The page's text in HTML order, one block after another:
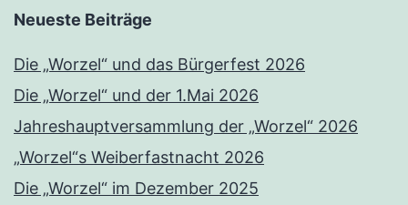
Neueste Beiträge
Die „Worzel“ und das Bürgerfest 2026
Die „Worzel“ und der 1.Mai 2026
Jahreshauptversammlung der „Worzel“ 2026
„Worzel“s Weiberfastnacht 2026
Die „Worzel“ im Dezember 2025